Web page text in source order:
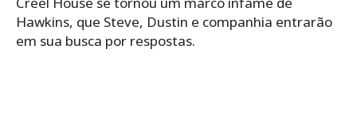
Hawkins, que Steve, Dustin e companhia entrarão
em sua busca por respostas.